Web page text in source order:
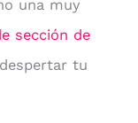
una muy
sección de
tu